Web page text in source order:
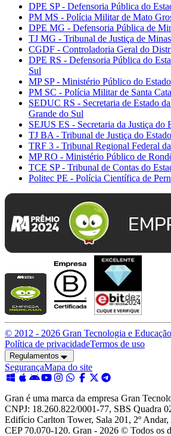
DPE SP - Defensoria Pública do
PM MS - Polícia Militar de Mato
DPE MG - Defensoria Pública de
TJ MG - Tribunal de Justiça de
CGDF - Controladoria Geral do
DPE RS - Defensoria Pública do
Sul
MP SP - Ministério Público do
PM SC - Polícia Militar de Santa
SEDUC RS - Secretaria de Estado
Grande do Sul
SEJUS ES - Secretaria da Justiça do
TJ BA - Tribunal de Justiça do
TRF 3 - Tribunal Regional Federal
MP RO - Ministério Público de
TCE SP - Tribunal de Contas do
Politec PE - Polícia Científica de
© 2012 - 2026 Gran Tecnologia e
Política de privacidadeTermos de uso
Regulamentos
SegurançaMapa do site
Gran é uma marca da empresa Gran
CNPJ: 18.260.822/0001-77, SBS Quadra
Edifício Carlton Tower, Sala 201, 2º
CEP 70.070-120. Gran - 2026 © Todos os